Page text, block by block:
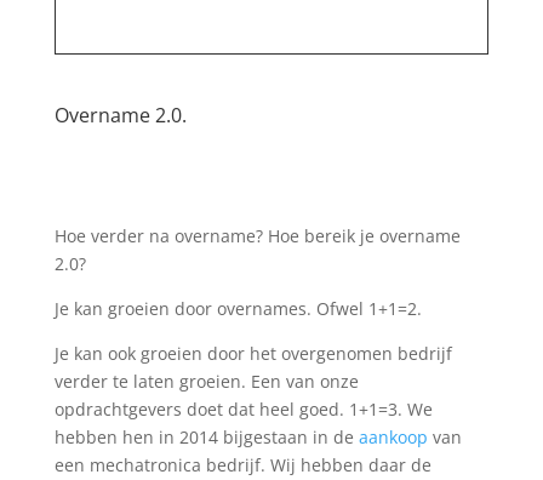
Overname 2.0.
Hoe verder na overname? Hoe bereik je overname
2.0?
Je kan groeien door overnames. Ofwel 1+1=2.
Je kan ook groeien door het overgenomen bedrijf
verder te laten groeien. Een van onze
opdrachtgevers doet dat heel goed. 1+1=3. We
hebben hen in 2014 bijgestaan in de aankoop van
een mechatronica bedrijf. Wij hebben daar de